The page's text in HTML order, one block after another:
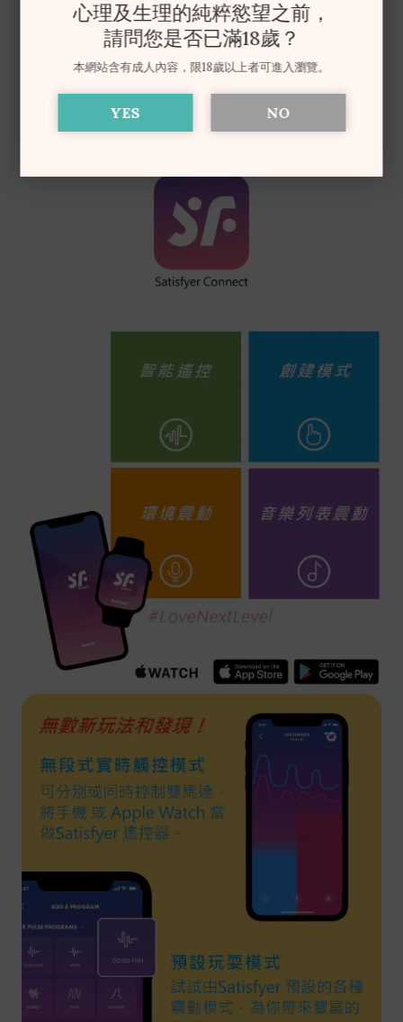
心理及生理的純粹慾望之前，
請問您是否已滿18歲？
本網站含有成人內容，限18歲以上者可進入瀏覽。
YES NO